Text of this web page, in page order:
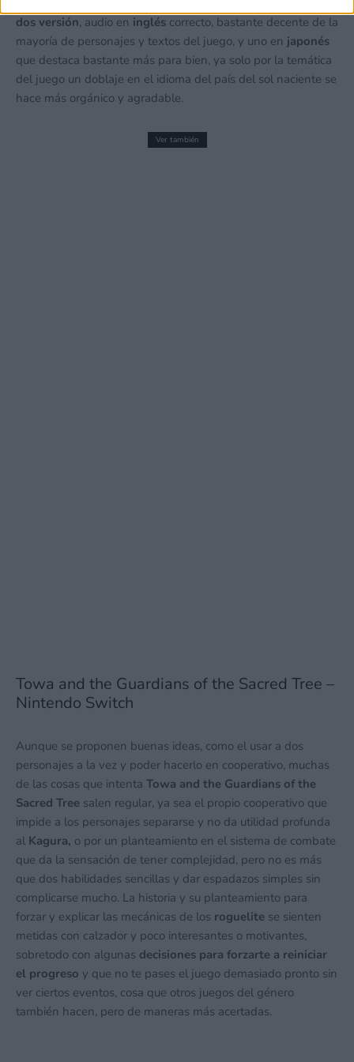
dos versión, audio en inglés correcto, bastante decente de la
mayoría de personajes y textos del juego, y uno en japonés
que destaca bastante más para bien, ya solo por la temática
del juego un doblaje en el idioma del país del sol naciente se
hace más orgánico y agradable.
Ver también
Towa and the Guardians of the Sacred Tree –
Nintendo Switch
Aunque se proponen buenas ideas, como el usar a dos
personajes a la vez y poder hacerlo en cooperativo, muchas
de las cosas que intenta Towa and the Guardians of the
Sacred Tree salen regular, ya sea el propio cooperativo que
impide a los personajes separarse y no da utilidad profunda
al Kagura, o por un planteamiento en el sistema de combate
que da la sensación de tener complejidad, pero no es más
que dos habilidades sencillas y dar espadazos simples sin
complicarse mucho. La historia y su planteamiento para
forzar y explicar las mecánicas de los roguelite se sienten
metidas con calzador y poco interesantes o motivantes,
sobretodo con algunas decisiones para forzarte a reiniciar
el progreso y que no te pases el juego demasiado pronto sin
ver ciertos eventos, cosa que otros juegos del género
también hacen, pero de maneras más acertadas.